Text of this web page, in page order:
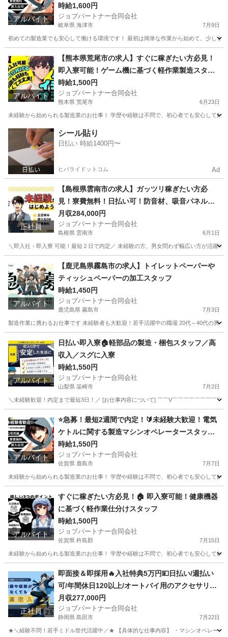
アルバイト
時給1,600円
ジョブパートナー合同会社
岐阜県 海津市 7月9日
初めての製造業でも安心して働ける環境です！ 最初は簡単な作業から始めて、少し
工場 スタッフ
アルバイト
【熊本県荒尾市の求人】すぐに稼ぎたい方必見！
即入寮可能！ゲーム機に基づく軽作業製造スタッ
フ
時給1,500円
ジョブパートナー合同会社
熊本県 荒尾市 6月23日
未経験から始められる製造業のお仕事！ 学歴や経験は不問で、初心者でも安心して
荒尾市 工場 スタッフ
シール貼り
日払い 時給1400円〜
ヒバライドットコム Ad
正社員
【島根県雲南市の求人】ガッツリ稼ぎたい方必
見！寮費無料！日払い可！防音材、吸音パネル、
遮音カーテンの製造補助スタッフ！
月収284,000円
ジョブパートナー合同会社
島根県 雲南市 6月1日
＼即入社・即入寮 可能！最短２日で内定／ 未経験の方、男女問わず幅広い方が活躍
工場 未経験
アルバイト
【鹿児島県霧島市の求人】トイレットペーパーや
ティッシュペーパーの加工スタッフ
時給1,450円
ジョブパートナー合同会社
鹿児島県 霧島市 7月3日
製造作業に携わるお仕事です 未経験者も大歓迎！若手活躍中の職場 20代～40代の
工場 スタッフ
アルバイト
日払い即入寮🏠軽部品の製造・梱包スタッフ／高
収入／スグに入寮
時給1,550円
ジョブパートナー合同会社
山梨県 韮崎市 7月2日
＼未経験歓迎！内定まで最短3日！／ [お仕事内容について] ￣￣V￣￣￣￣￣￣￣￣
工場 スタッフ
アルバイト
⭐急募！最短2週間で内定！🔰未経験大歓迎！電気
ケトルに関する製造マシンオペレータースタッ
フ！
時給1,550円
ジョブパートナー合同会社
佐賀県 鹿島市 7月7日
未経験から始められる製造業のお仕事！ 学歴や経験は不問で、初心者でも安心して
工場 時給
アルバイト
すぐに稼ぎたい方必見！🏠 即入寮可能！健康機器
に基づく軽作業仕分けスタッフ
時給1,500円
ジョブパートナー合同会社
佐賀県 杵島郡 7月15日
未経験から始められる製造業のお仕事！ 学歴や経験は不問で、初心者でも安心して
工場 スタッフ
正社員
即面接＆即採用🔥入社特典5万円💴日払い/週払い
可/年間休日120以上/オートバイ用のアクセサリー
（ヘルメット、グローブ、シートカバーなど）に
関する軽作業マシンオペレーター
月収277,000円
ジョブパートナー合同会社
静岡県 島田市 7月22日
★＼経験不問！若手ミドル世代活躍中／★ 【具体的な仕事内容】 ・マシンオペレータ